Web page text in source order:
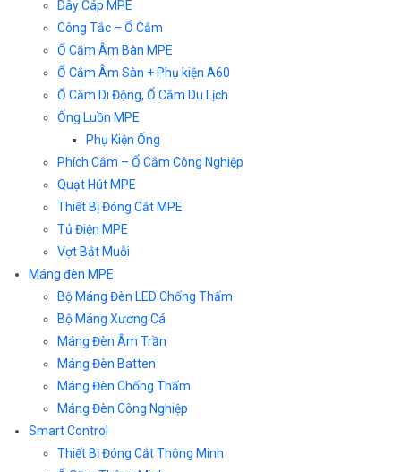
Dây Cáp MPE
Công Tắc – Ổ Cắm
Ổ Cắm Âm Bàn MPE
Ổ Cắm Âm Sàn + Phụ kiện A60
Ổ Cắm Di Động, Ổ Cắm Du Lịch
Ống Luồn MPE
Phụ Kiện Ống
Phích Cắm – Ổ Cắm Công Nghiệp
Quạt Hút MPE
Thiết Bị Đóng Cắt MPE
Tủ Điện MPE
Vợt Bắt Muỗi
Máng đèn MPE
Bộ Máng Đèn LED Chống Thấm
Bộ Máng Xương Cá
Máng Đèn Âm Trần
Máng Đèn Batten
Máng Đèn Chống Thấm
Máng Đèn Công Nghiệp
Smart Control
Thiết Bị Đóng Cắt Thông Minh